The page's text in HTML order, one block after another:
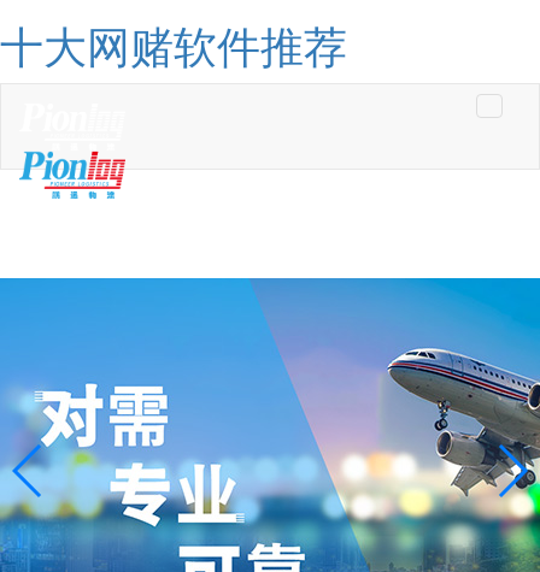
十大网赌软件推荐